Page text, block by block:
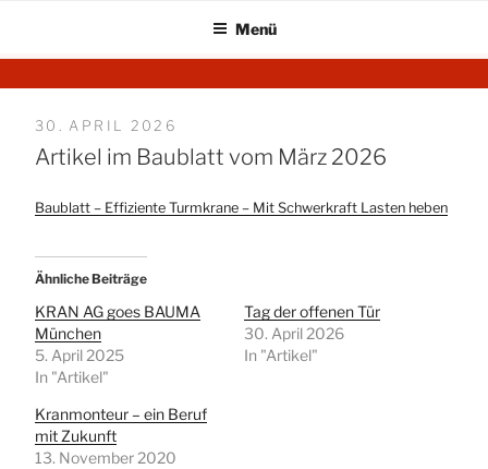
Zum
Inhalt
springenKRAN AG
Startseite
Menü
VERÖFFENTLICHT
AM
30. APRIL 2026
Artikel im Baublatt vom März 2026
Baublatt – Effiziente Turmkrane – Mit Schwerkraft Lasten heben
Ähnliche Beiträge
KRAN AG goes BAUMA
München
5. April 2025
In "Artikel"
Tag der offenen Tür
30. April 2026
In "Artikel"
Kranmonteur – ein Beruf
mit Zukunft
13. November 2020